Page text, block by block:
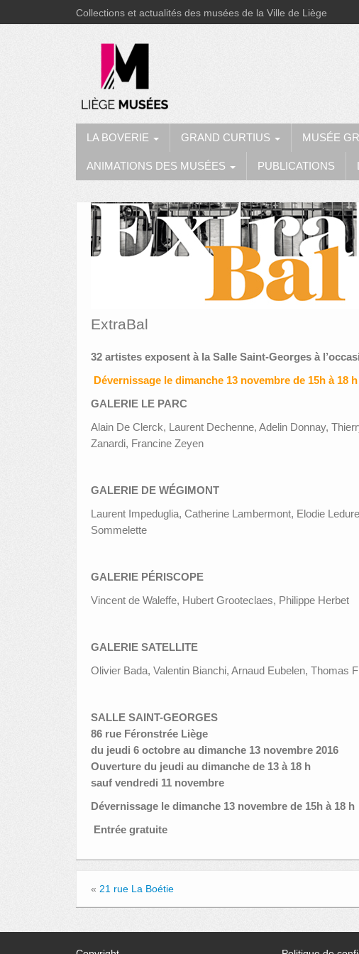
Collections et actualités des musées de la Ville de Liège
LA BOVERIE GRAND CURTIUS MUSÉE
ANIMATIONS DES MUSÉES PUBLICATIONS
ExtraBal
32 artistes exposent à la Salle Saint-Georges à
Dévernissage le dimanche 13 novembre de 15h à 18 h
GALERIE LE PARC
Alain De Clerck, Laurent Dechenne, Adelin Donnay,
Zanardi, Francine Zeyen
GALERIE DE WÉGIMONT
Laurent Impeduglia, Catherine Lambermont, Elodie
Sommelette
GALERIE PÉRISCOPE
Vincent de Waleffe, Hubert Grooteclaes, Philippe Herbet
GALERIE SATELLITE
Olivier Bada, Valentin Bianchi, Arnaud Eubelen, Thomas
SALLE SAINT-GEORGES
86 rue Féronstrée Liège
du jeudi 6 octobre au dimanche 13 novembre 2016
Ouverture du jeudi au dimanche de 13 à 18 h
sauf vendredi 11 novembre
Dévernissage le dimanche 13 novembre de 15h à 18 h
Entrée gratuite
« 21 rue La Boétie